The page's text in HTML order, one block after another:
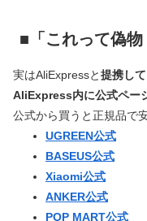
■「これって偽物
実はAliExpressと提携し
AliExpress内に公式ペー
公式から買うと正規品で
UGREEN公式
BASEUS公式
Xiaomi公式
ANKER公式
POP MART公式